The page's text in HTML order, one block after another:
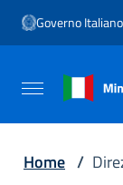
Vai al menu di
Vai al footer
Governo Italiano
Attiva /
Home /